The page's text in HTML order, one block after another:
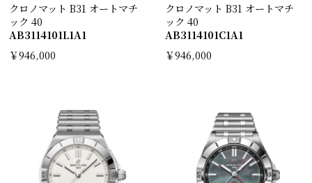
クロノマット B31 オートマチ
ック 40
AB3114101L1A1
￥946,000
クロノマット B31 オートマチ
ック 40
AB3114101C1A1
￥946,000